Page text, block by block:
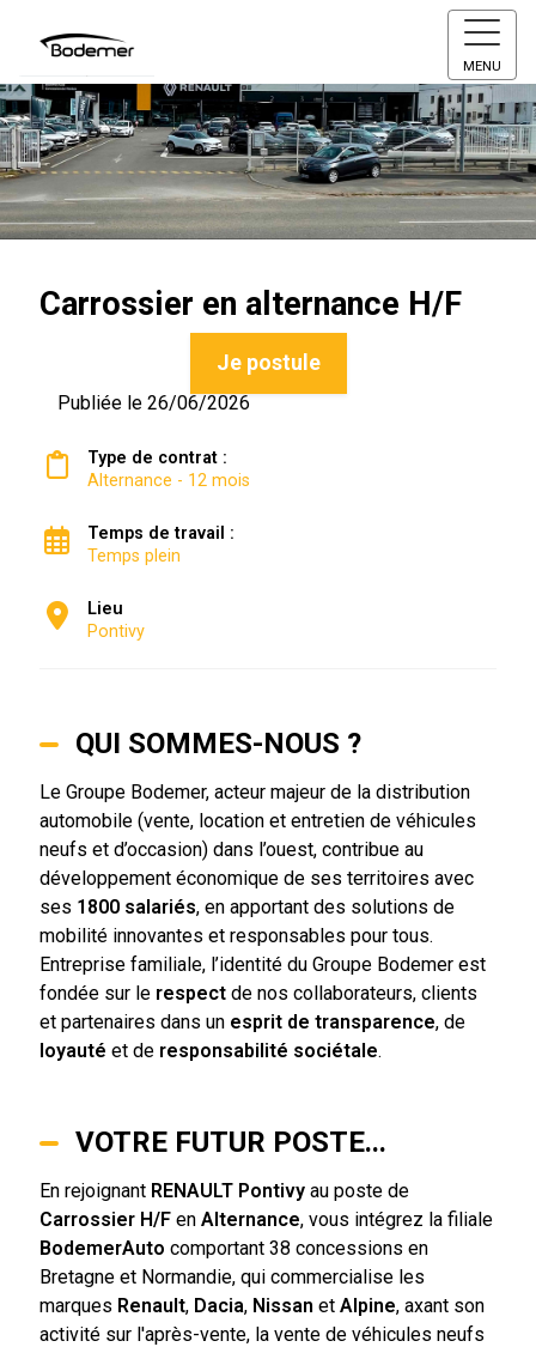
MENU
Carrossier en alternance H/F
Je postule
Publiée le 26/06/2026
Type de contrat :
Alternance - 12 mois
Temps de travail :
Temps plein
Lieu
Pontivy
QUI SOMMES-NOUS ?
Le Groupe Bodemer, acteur majeur de la distribution
automobile (vente, location et entretien de véhicules
neufs et d’occasion) dans l’ouest, contribue au
développement économique de ses territoires avec
ses 1800 salariés, en apportant des solutions de
mobilité innovantes et responsables pour tous.
Entreprise familiale, l’identité du Groupe Bodemer est
fondée sur le respect de nos collaborateurs, clients
et partenaires dans unesprit de transparence, de
loyauté et de responsabilité sociétale.
VOTRE FUTUR POSTE...
En rejoignantRENAULT Pontivyau poste de
Carrossier H/FenAlternance, vous intégrez la filiale
BodemerAuto comportant 38 concessions en
Bretagne et Normandie, qui commercialise les
marques Renault, Dacia, Nissan et Alpine, axant son
activité sur l'après-vente, la vente de véhicules neufs